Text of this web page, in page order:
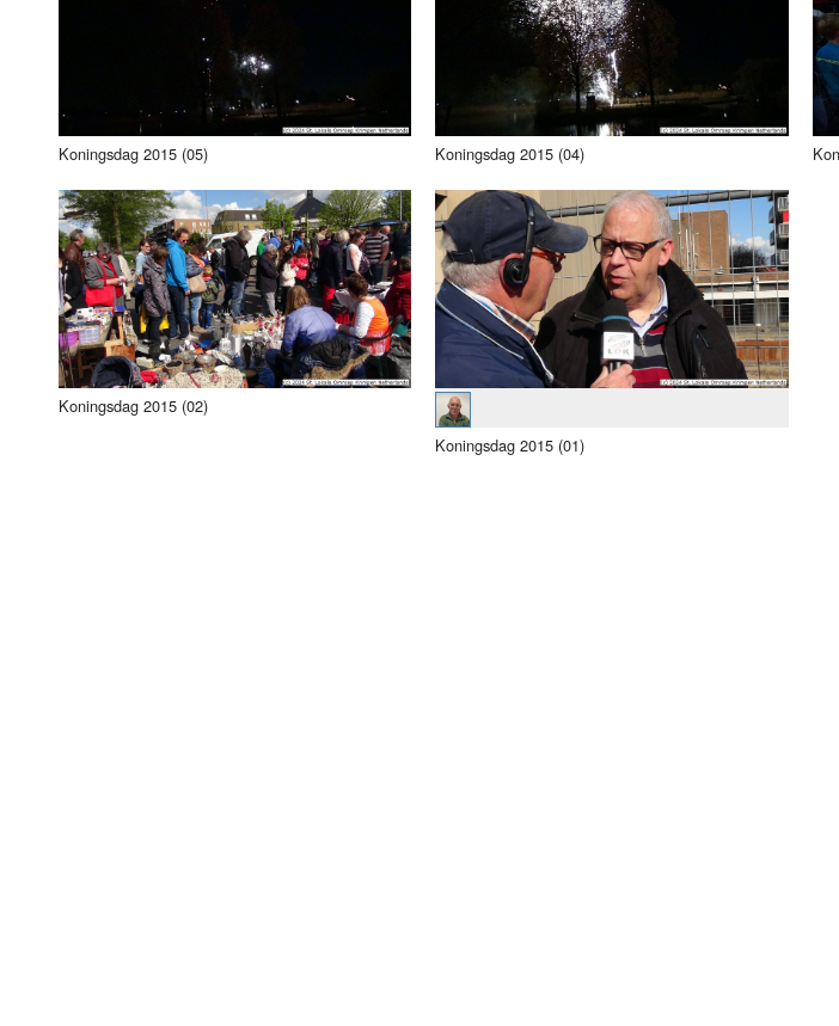
Vrijdag
Zondag
Luister LOK Live
LOK schijf
Oude LOK programma's
Koningsdag 2015 (05) Koningsdag 2015 (04)
Koningsdag 2015 (02)
Koningsdag 2015 (01)